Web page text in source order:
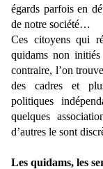
égards parfois en
de notre société…
Ces citoyens qui
quidams non
contraire, l’on
des cadres et
politiques
quelques
d’autres le sont
Les quidams, les